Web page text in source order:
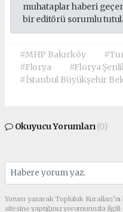
muhataplar haberi
bir editörü sorumlu
#MHP Bakırköy
#Florya
#Florya
#İstanbul Büyükşehir
Okuyucu Yorumları(0)
Yorum yazarak Topluluk
sitesine yaptığınız yorumunuzla